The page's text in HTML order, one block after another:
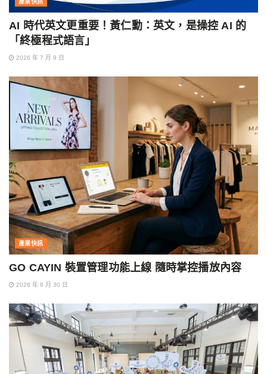
AI 時代英文更重要！黃仁勳：英文，是操控 AI 的
「終極程式語言」
2026 年 7 月 9 日
產業快訊
GO CAYIN 裝置管理功能上線 隨時掌控播放內容
2026 年 6 月 30 日